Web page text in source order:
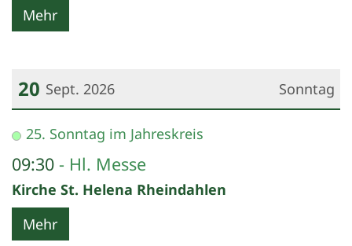
Mehr
Sonntag
20 Sept. 2026
Datum: 20. September 2026
25. Sonntag im Jahreskreis
09:30 Hl. Messe
Kirche St. Helena Rheindahlen
Mehr